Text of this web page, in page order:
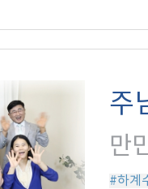
주
만
#하계